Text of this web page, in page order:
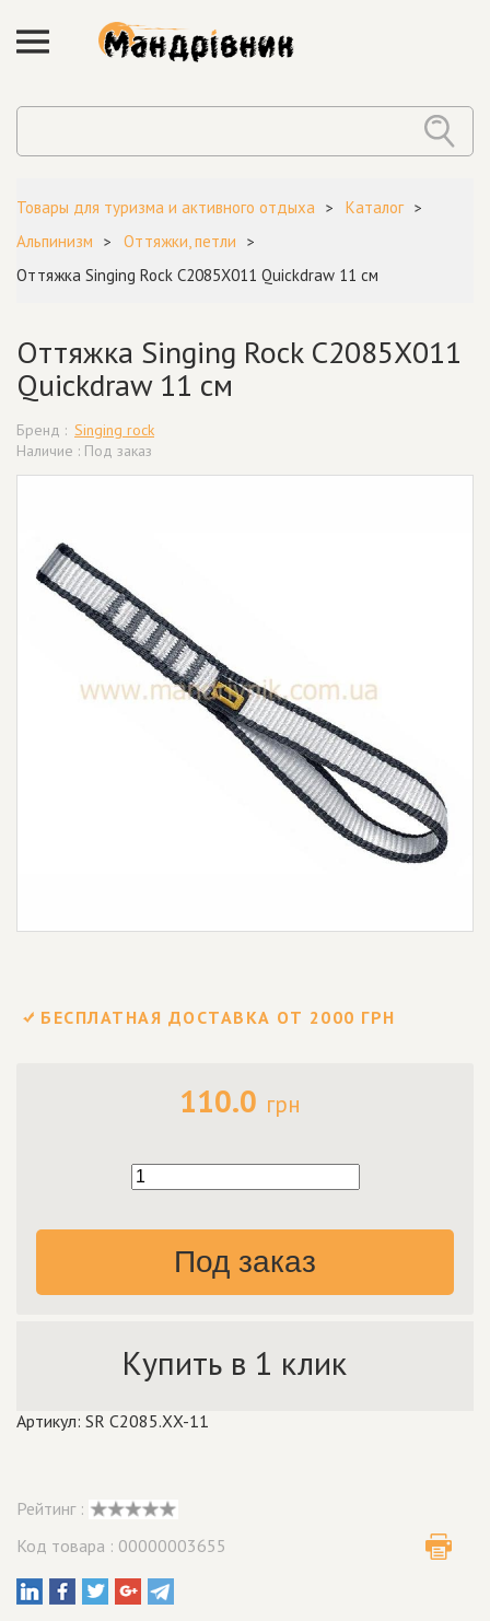
Товары для туризма и активного отдыха
Каталог
Альпинизм
Оттяжки, петли
Оттяжка Singing Rock C2085Х011 Quickdraw 11 см
Оттяжка Singing Rock C2085Х011
Quickdraw 11 см
Бренд : Singing rock
Наличие : Под заказ
БЕСПЛАТНАЯ ДОСТАВКА ОТ 2000 ГРН
110.0 грн
Под заказ
Купить в 1 клик
Артикул: SR C2085.XX-11
Рейтинг :
Код товара : 00000003655